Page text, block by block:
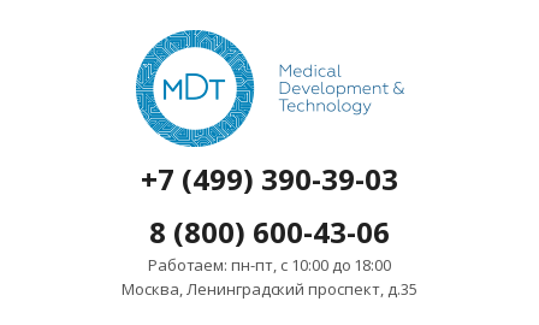
+7 (499) 390-39-03
8 (800) 600-43-06
Работаем: пн-пт, с 10:00 до 18:00
Москва, Ленинградский проспект, д.35